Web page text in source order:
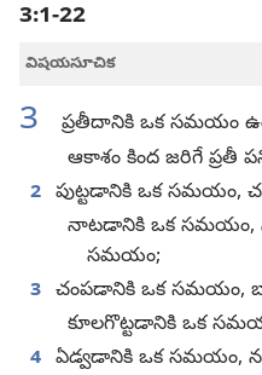
3:1-22
విషయసూచిక
3
ప్రతీదానికి ఒక సమయం
ఆకాశం కింద జరిగే ప్రతీ
2 పుట్టడానికి ఒక
నాటడానికి ఒక సమయం,
సమయం;
3 చంపడానికి ఒక సమయం,
కూలగొట్టడానికి ఒక
4 ఏడ్వడానికి ఒక సమయం,